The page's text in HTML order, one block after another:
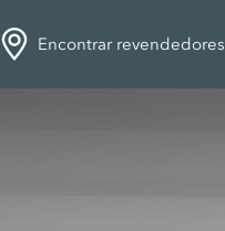
Encontrar revendedores